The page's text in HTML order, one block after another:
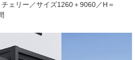
ェリー／サイズ1260＋9060／H＝